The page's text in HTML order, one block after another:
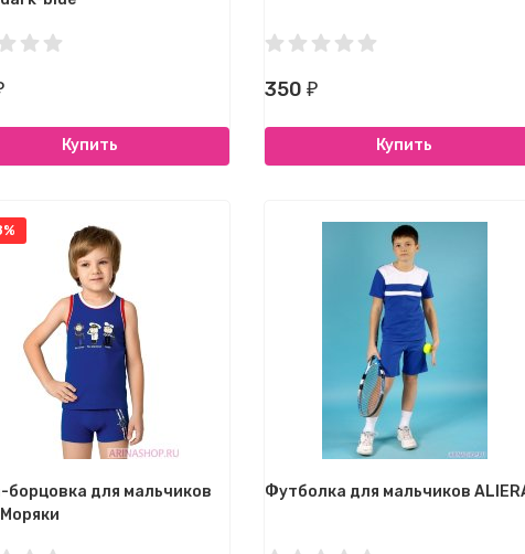
Купить
350 ₽
Купить
борцовка для мальчиков
Футболка для мальчиков